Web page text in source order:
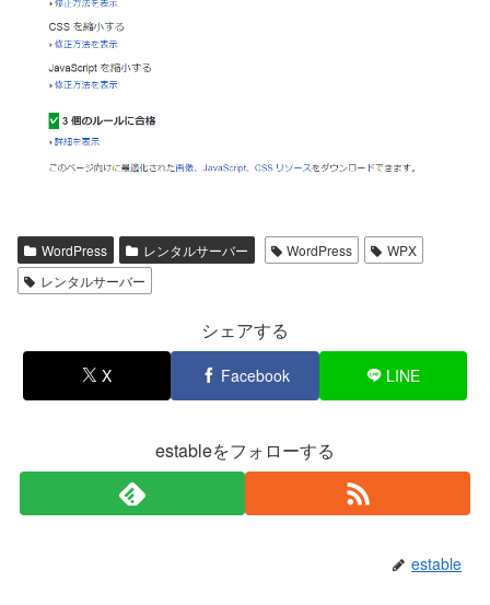
WordPress レンタルサーバー WordPress
WPX
レンタルサーバー
シェアする
X Facebook LINE
estableをフォローする
estable